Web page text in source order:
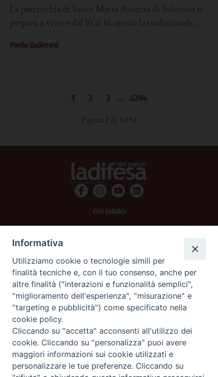
La parrocchia di Santa Maria Assunta di Solesino si
prepara a vivere dal 10 al 16 agosto la tradizionale
Paolo Gallerani
1 2 3 … 6294
Pagina 1 di 6294
CHI SIAMO
SCRIVICI
La Difesa srl - P.iva 05125420280
La Difesa del Popolo percepisce i contributi pubblici all'editoria.
La Difesa del Popolo, tramite la Fisc (Federazione Italiana Settimanali Cattolici)
ha aderito allo IAP (Istituto dell'Autodisciplina Pubblicitaria) accettando il Codice
di Autodisciplina della Comunicazione Commerciale.
La Difesa del Popolo è una testata registrata presso il Tribunale di Padova
decreto del 15 giugno 1950 al n. 37 del registro periodici.
Informativa
Utilizziamo cookie o tecnologie simili per
finalità tecniche e, con il tuo consenso, anche per
altre finalità ("interazioni e funzionalità semplici",
"miglioramento dell'esperienza", "misurazione" e
"targeting e pubblicità") come specificato nella
cookie policy.
Cliccando su "accetta" acconsenti all'utilizzo dei
cookie. Cliccando su "personalizza" puoi avere
maggiori informazioni sui cookie utilizzati e
personalizzare le tue preferenze. Cliccando su